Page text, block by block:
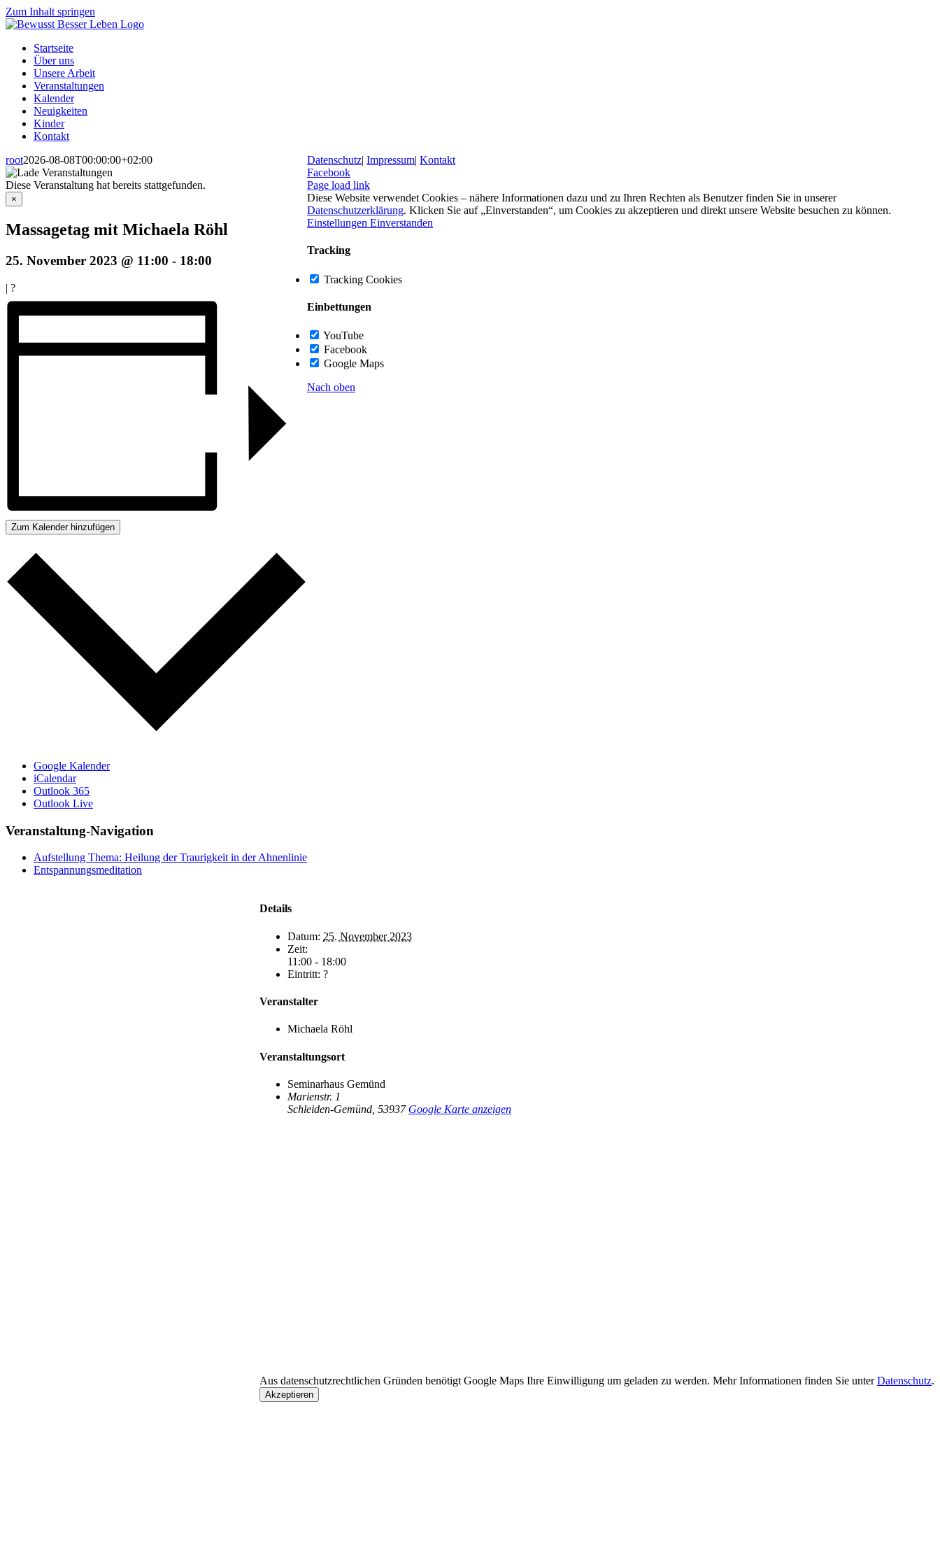
Zum Inhalt springen
Startseite
Über uns
Unsere Arbeit
Veranstaltungen
Kalender
Neuigkeiten
Kinder
Kontakt
root2026-08-08T00:00:00+02:00
Diese Veranstaltung hat bereits stattgefunden.
×
Massagetag mit Michaela Röhl
25. November 2023 @ 11:00 - 18:00
| ?
Zum Kalender hinzufügen
Google Kalender
iCalendar
Outlook 365
Outlook Live
Veranstaltung-Navigation
Aufstellung Thema: Heilung der Traurigkeit in der Ahnenlinie
Entspannungsmeditation
Details
Datum: 25. November 2023
Zeit:
11:00 - 18:00
Eintritt: ?
Veranstalter
Michaela Röhl
Veranstaltungsort
Seminarhaus Gemünd
Marienstr. 1
Schleiden-Gemünd 53937 Google Karte anzeigen
Aus datenschutzrechtlichen Gründen benötigt Google Maps Ihre Einwilligung um geladen zu werden. Mehr Informationen finden Sie unterDatenschutz.
Akzeptieren
Datenschutz| Impressum| Kontakt
Facebook
Page load link
Diese Website verwendet Cookies – nähere Informationen dazu und zu Ihren Rechten als Benutzer finden Sie in unserer
Datenschutzerklärung. Klicken Sie auf „Einverstanden“, um Cookies zu akzeptieren und direkt unsere Website besuchen zu können.
Einstellungen Einverstanden
Tracking
Tracking Cookies
Einbettungen
YouTube
Facebook
Google Maps
Nach oben